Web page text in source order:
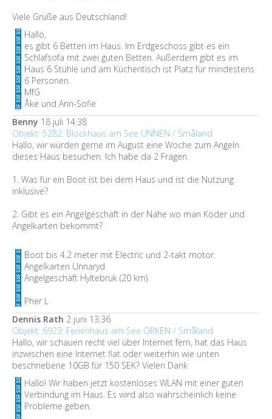
Viele Grüße aus Deutschland!
Hallo,
es gibt 6 Betten im Haus. Im Erdgeschoss gibt es ein
Schlafsofa mit zwei guten Betten. Außerdem gibt es im
Haus 6 Stühle und am Küchentisch ist Platz für mindestens
6 Personen.
MfG
Åke und Ann-Sofie
Benny 18 juli 14:38
Objekt: 5282: Blockhaus am See UNNEN / Småland
Hallo, wir würden gerne im August eine Woche zum Angeln
dieses Haus besuchen. Ich habe da 2 Fragen.
1. Was für ein Boot ist bei dem Haus und ist die Nutzung
inklusive?
2. Gibt es ein Angelgeschäft in der Nähe wo man Köder und
Angelkarten bekommt?
Boot bis 4.2 meter mit Electric und 2-takt motor.
Angelkarten Unnaryd
Angelgeschäft Hyltebruk (20 km)
Pher L
Dennis Rath 2 juni 13:36
Objekt: 6923: Ferienhaus am See ÖRKEN / Småland
Hallo, wir schauen recht viel über Internet fern, hat das Haus
inzwischen eine Internet flat oder weiterhin wie unten
beschriebene 10GB für 150 SEK? Vielen Dank
Hallo! Wir haben jetzt kostenloses WLAN mit einer guten
Verbindung im Haus. Es wird also wahrscheinlich keine
Probleme geben.